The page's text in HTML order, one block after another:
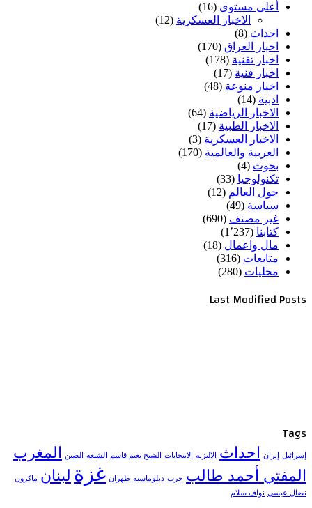
أعلى مستوى (16)
الاخبار العسكرية (12)
احداث (8)
اخبار العراق (170)
اخبار تقنية (178)
اخبار فنية (17)
اخبار منوعة (48)
ادبية (14)
الاخبار الرياضية (64)
الاخبار الطبية (17)
الاخبار العسكرية (3)
العربية والعالمية (170)
بحوث (4)
تكنولوجيا (33)
حول العالم (12)
سياسة (49)
غير مصنف (690)
كتابنا (1٬237)
مال واعمال (18)
متابعات (316)
محليات (280)
Last Modified Posts
Tags
إسرائيل إيران احداث الاليزيه الانتخابات الشيخ نعيم قاسم الشيعة الصين
المغرب
المفتي أحمد طالب حرب دبلوماسية طهران غزة لبنان ماكرون
نضال عيسى نواف سلام